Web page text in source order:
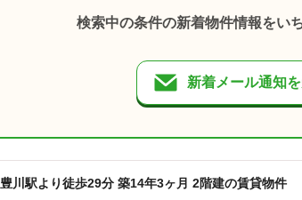
検索中の条件の新着物件情報をい
新着メール通知
豊川駅より徒歩29分 築14年3ヶ月 2階建の賃貸物件